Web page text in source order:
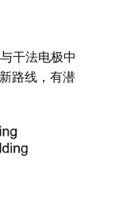
干法电极中
路线，有潜